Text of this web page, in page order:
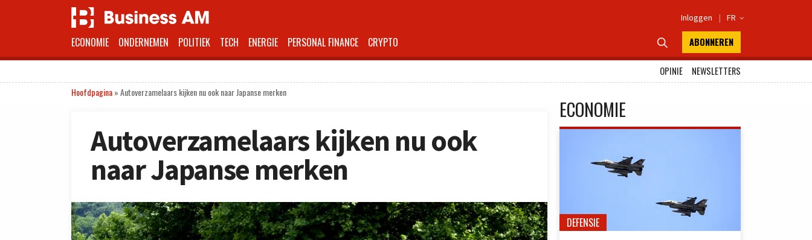
Inloggen | FR 
ECONOMIE ONDERNEMEN POLITIEK TECH ENERGIE PERSONAL FINANCE CRYPTO  ABONNEREN
OPINIE
NEWSLETTERS
Hoofdpagina»Autoverzamelaars kijken nu ook naar Japanse merken
Autoverzamelaars kijken nu ook
naar Japanse merken
ECONOMIE
DEFENSIE